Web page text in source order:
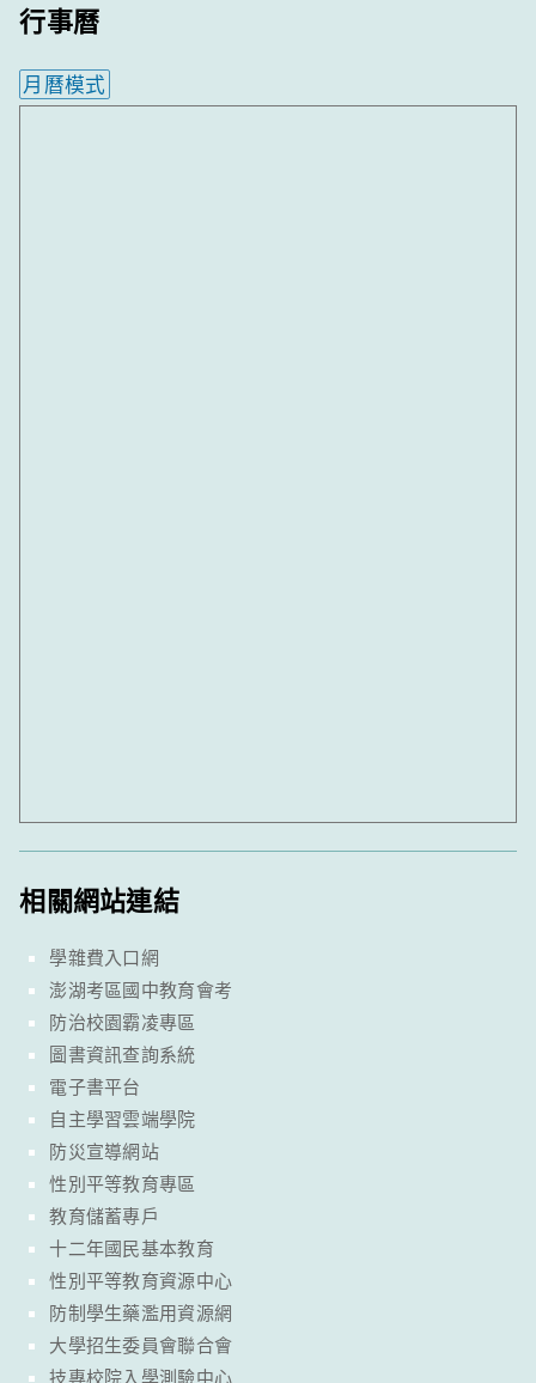
行事曆
月曆模式
相關網站連結
學雜費入口網
澎湖考區國中教育會考
防治校園霸凌專區
圖書資訊查詢系統
電子書平台
自主學習雲端學院
防災宣導網站
性別平等教育專區
教育儲蓄專戶
十二年國民基本教育
性別平等教育資源中心
防制學生藥濫用資源網
大學招生委員會聯合會
技專校院入學測驗中心